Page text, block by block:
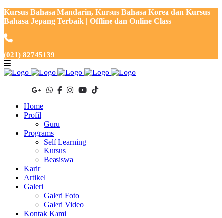
Kursus Bahasa Mandarin, Kursus Bahasa Korea dan Kursus
Bahasa Jepang Terbaik | Offline dan Online Class
(021) 82745139
Home
Profil
Guru
Programs
Self Learning
Kursus
Beasiswa
Karir
Artikel
Galeri
Galeri Foto
Galeri Video
Kontak Kami